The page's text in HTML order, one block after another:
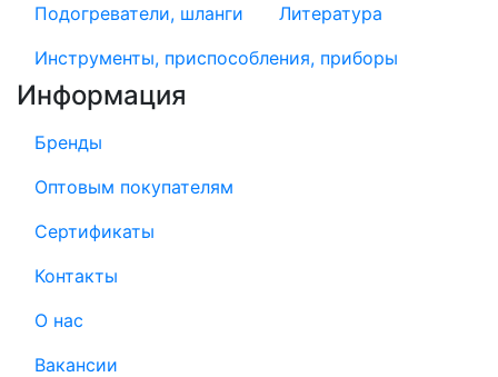
Подогреватели, шланги
Литература
Инструменты, приспособления, приборы
Информация
Бренды
Оптовым покупателям
Сертификаты
Контакты
О нас
Вакансии